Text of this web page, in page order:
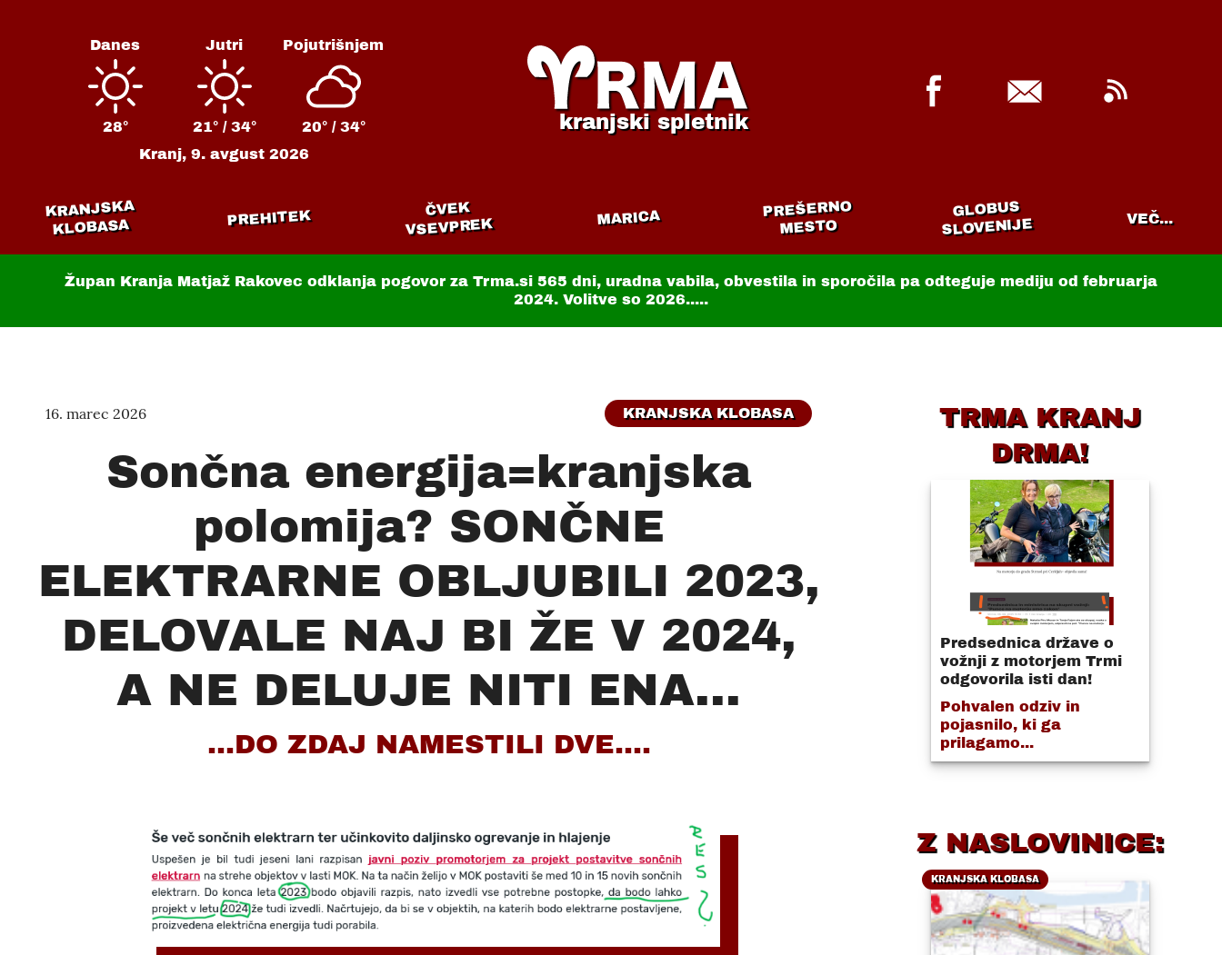
Danes
28°
Jutri
21° / 34°
Pojutrišnjem
20° / 34°
Kranj,9. avgust 2026
kranjski spletnik
KRANJSKA
KLOBASA PREHITEK ČVEK
VSEVPREK MARICA PREŠERNO
MESTO
GLOBUS
SLOVENIJE VEČ...
Župan Kranja Matjaž Rakovec odklanja pogovor za Trma.si 565 dni, uradna vabila, obvestila in sporočila pa odteguje mediju od februarja
2024. Volitve so 2026.....
16. marec 2026 KRANJSKA KLOBASA
Sončna energija=kranjska
polomija? SONČNE
ELEKTRARNE OBLJUBILI 2023,
DELOVALE NAJ BI ŽE V 2024,
A NE DELUJE NITI ENA...
...DO ZDAJ NAMESTILI DVE....
TRMA KRANJ
DRMA!
Predsednica države o
vožnji z motorjem Trmi
odgovorila isti dan!
Pohvalen odziv in
pojasnilo, ki ga
prilagamo...
Z NASLOVINICE:
KRANJSKA KLOBASA